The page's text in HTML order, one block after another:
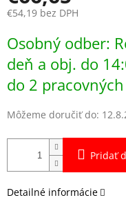
€54,19 bez DPH
cena:
Osobný odber:
deň a obj. do
do 2
Môžeme doručiť do:
Pridať
Detailné informácie